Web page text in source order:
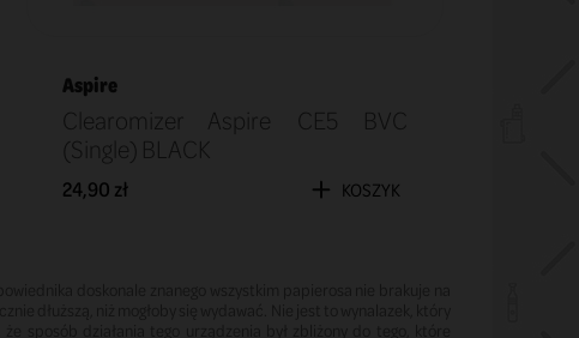
Aspire
Clearomizer Aspire CE5 BVC
(Single) BLACK
24,90 zł KOSZYK